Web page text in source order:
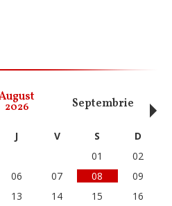
2026 Septembrie
J V S
D
01
02
06 07 08
09
13 14 15
16